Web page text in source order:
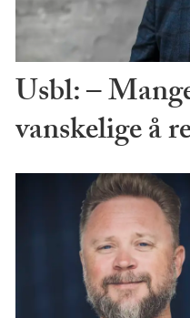
Usbl: –
vanskelige å